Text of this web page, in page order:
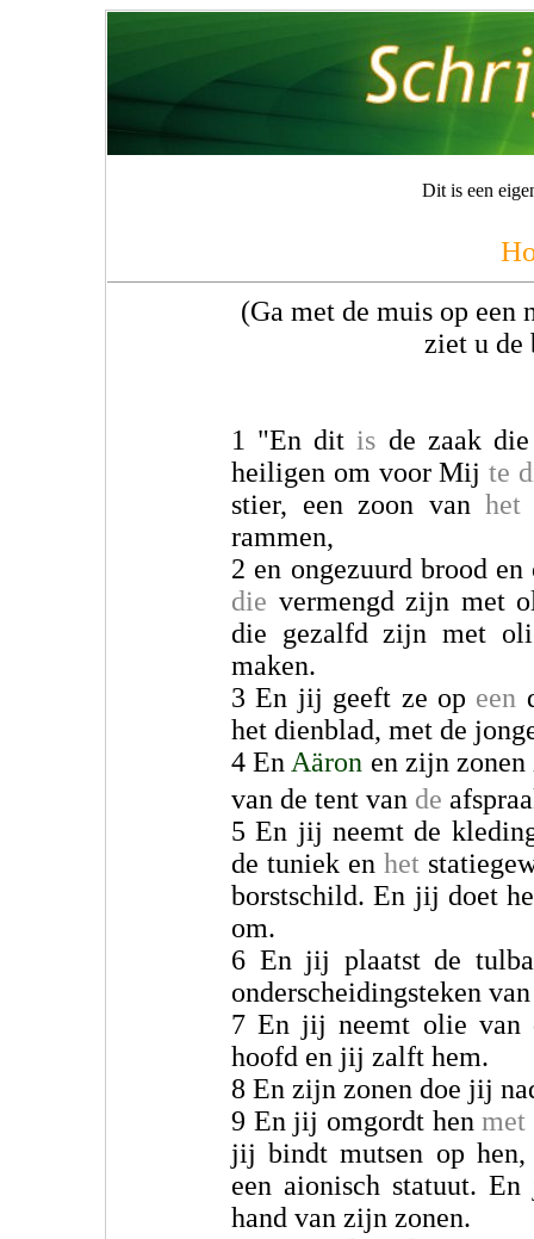
Dit is een
(Ga met de muis op een
ziet u de
1 "En dit is de zaak
heiligen om voor Mijte
stier, een zoon van het
rammen,
2 en ongezuurd brood
die vermengd zijn met
die gezalfd zijn met
maken.
3 En jij geeft ze op een
het dienblad, met de
4 En Aäron en zijn
van de tent van de
5 En jij neemt de
de tuniek enhet
borstschild. En jij doet
om.
6 En jij plaatst de
onderscheidingsteken
7 En jij neemt olie
hoofd en jij zalft hem.
8 En zijn zonen doe jij
9 En jij omgordt henmet
jij bindt mutsen op hen,
een aionisch statuut.
hand van zijn zonen.